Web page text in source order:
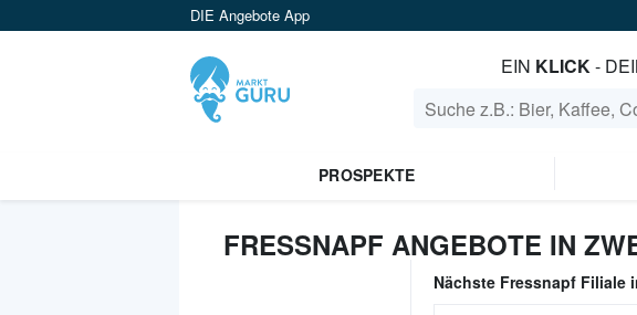
DIE Angebote App
EIN KLICK-
PROSPEKTE
FRESSNAPF ANGEBOTE IN
Nächste Fressnapf Filiale